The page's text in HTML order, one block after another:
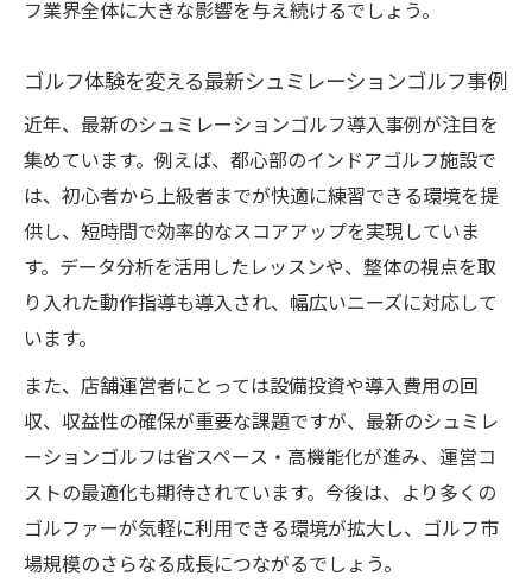
ト
フ業界全体に大きな影響を与え続けるでしょう。
ゴルフ体験を変える最新シュミレーションゴルフ事例
近年、最新のシュミレーションゴルフ導入事例が注目を
集めています。例えば、都心部のインドアゴルフ施設で
は、初心者から上級者までが快適に練習できる環境を提
供し、短時間で効率的なスコアアップを実現していま
す。データ分析を活用したレッスンや、整体の視点を取
り入れた動作指導も導入され、幅広いニーズに対応して
います。
また、店舗運営者にとっては設備投資や導入費用の回
収、収益性の確保が重要な課題ですが、最新のシュミレ
ーションゴルフは省スペース・高機能化が進み、運営コ
ストの最適化も期待されています。今後は、より多くの
ゴルファーが気軽に利用できる環境が拡大し、ゴルフ市
場規模のさらなる成長につながるでしょう。